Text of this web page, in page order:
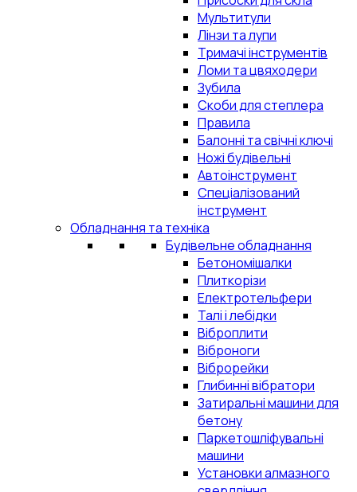
Мультитули
Лінзи та лупи
Тримачі інструментів
Ломи та цвяходери
Зубила
Скоби для степлера
Правила
Балонні та свічні ключі
Ножі будівельні
Автоінструмент
Спеціалізований
інструмент
Обладнання та техніка
Будівельне обладнання
Бетономішалки
Плиткорізи
Електротельфери
Талі і лебідки
Віброплити
Віброноги
Віброрейки
Глибинні вібратори
Затиральні машини для
бетону
Паркетошліфувальні
машини
Установки алмазного